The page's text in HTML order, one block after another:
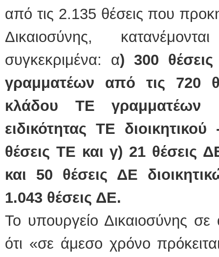
από τις 2.135 θέσεις που
Δικαιοσύνης,
συγκεκριμένα: α) 300
γραμματέων από τις 720
κλάδου ΤΕ γραμματέων
ειδικότητας ΤΕ
θέσεις ΤΕ και γ) 21 θέσεις
και 50 θέσεις ΔΕ
1.043 θέσεις ΔΕ.
Το υπουργείο Δικαιοσύνης
ότι «σε άμεσο χρόνο